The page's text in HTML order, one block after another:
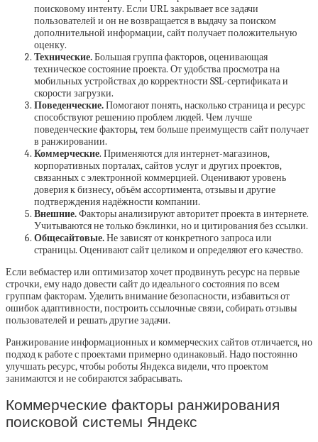
поисковому интенту. Если URL закрывает все задачи
пользователей и он не возвращается в выдачу за поиском
дополнительной информации, сайт получает положительную
оценку.
Технические.Большая группа факторов, оценивающая
техническое состояние проекта. От удобства просмотра на
мобильных устройствах до корректности SSL-сертификата и
скорости загрузки.
Поведенческие.Помогают понять, насколько страница и ресурс
способствуют решению проблем людей. Чем лучше
поведенческие факторы, тем больше преимуществ сайт получает
в ранжировании.
Коммерческие. Применяются для интернет-магазинов,
корпоративных порталах, сайтов услуг и других проектов,
связанных с электронной коммерцией. Оценивают уровень
доверия к бизнесу, объём ассортимента, отзывы и другие
подтверждения надёжности компании.
Внешние.Факторы анализируют авторитет проекта в интернете.
Учитываются не только бэклинки, но и цитирования без ссылки.
Общесайтовые.Не зависят от конкретного запроса или
страницы. Оценивают сайт целиком и определяют его качество.
Если вебмастер или оптимизатор хочет продвинуть ресурс на первые
строчки, ему надо довести сайт до идеального состояния по всем
группам факторам. Уделить внимание безопасности, избавиться от
ошибок адаптивности, построить ссылочные связи, собирать отзывы
пользователей и решать другие задачи.
Ранжирование информационных и коммерческих сайтов отличается, но
подход к работе с проектами примерно одинаковый. Надо постоянно
улучшать ресурс, чтобы роботы Яндекса видели, что проектом
занимаются и не собираются забрасывать.
Коммерческие факторы ранжирования
поисковой системы Яндекс